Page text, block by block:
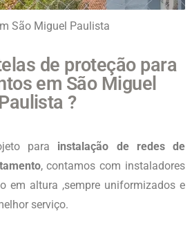
São Miguel Paulista
de proteção para
em São Miguel
Paulista ?
para instalação de redes de
, contamos com instaladores
em altura ,sempre uniformizados e
serviço.